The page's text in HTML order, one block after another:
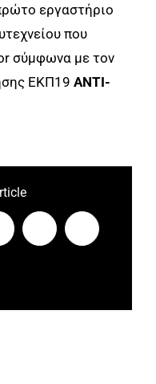
εργαστήριο
που
σύμφωνα με τον
ΕΚΠ19 ANTI-
WhatsApp
Tumblr Pinterest